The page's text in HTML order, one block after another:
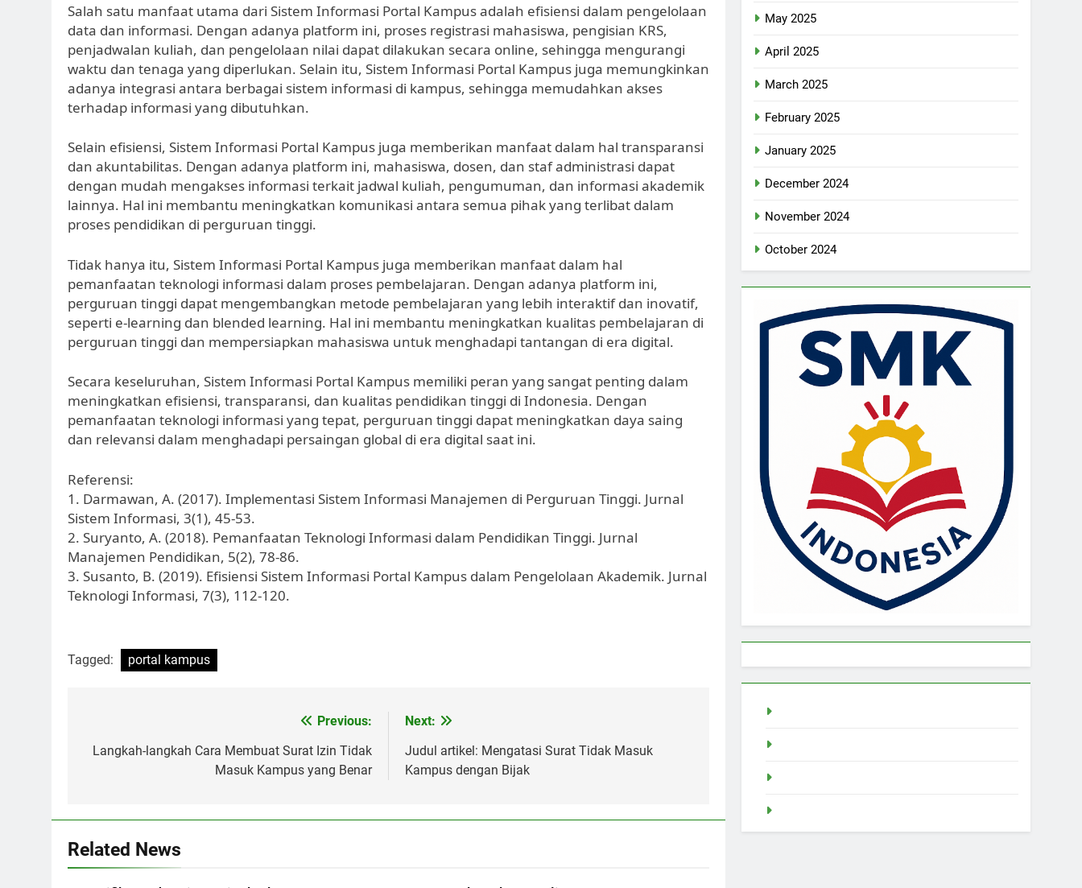
Salah satu manfaat utama dari Sistem Informasi Portal Kampus adalah efisiensi dalam pengelolaan
data dan informasi. Dengan adanya platform ini, proses registrasi mahasiswa, pengisian KRS,
penjadwalan kuliah, dan pengelolaan nilai dapat dilakukan secara online, sehingga mengurangi
waktu dan tenaga yang diperlukan. Selain itu, Sistem Informasi Portal Kampus juga memungkinkan
adanya integrasi antara berbagai sistem informasi di kampus, sehingga memudahkan akses
terhadap informasi yang dibutuhkan.
Selain efisiensi, Sistem Informasi Portal Kampus juga memberikan manfaat dalam hal transparansi
dan akuntabilitas. Dengan adanya platform ini, mahasiswa, dosen, dan staf administrasi dapat
dengan mudah mengakses informasi terkait jadwal kuliah, pengumuman, dan informasi akademik
lainnya. Hal ini membantu meningkatkan komunikasi antara semua pihak yang terlibat dalam
proses pendidikan di perguruan tinggi.
Tidak hanya itu, Sistem Informasi Portal Kampus juga memberikan manfaat dalam hal
pemanfaatan teknologi informasi dalam proses pembelajaran. Dengan adanya platform ini,
perguruan tinggi dapat mengembangkan metode pembelajaran yang lebih interaktif dan inovatif,
seperti e-learning dan blended learning. Hal ini membantu meningkatkan kualitas pembelajaran di
perguruan tinggi dan mempersiapkan mahasiswa untuk menghadapi tantangan di era digital.
Secara keseluruhan, Sistem Informasi Portal Kampus memiliki peran yang sangat penting dalam
meningkatkan efisiensi, transparansi, dan kualitas pendidikan tinggi di Indonesia. Dengan
pemanfaatan teknologi informasi yang tepat, perguruan tinggi dapat meningkatkan daya saing
dan relevansi dalam menghadapi persaingan global di era digital saat ini.
Referensi:
1. Darmawan, A. (2017). Implementasi Sistem Informasi Manajemen di Perguruan Tinggi. Jurnal
Sistem Informasi, 3(1), 45-53.
2. Suryanto, A. (2018). Pemanfaatan Teknologi Informasi dalam Pendidikan Tinggi. Jurnal
Manajemen Pendidikan, 5(2), 78-86.
3. Susanto, B. (2019). Efisiensi Sistem Informasi Portal Kampus dalam Pengelolaan Akademik. Jurnal
Teknologi Informasi, 7(3), 112-120.
Tagged: portal kampus
navigation
Previous:
Langkah-langkah Cara Membuat Surat Izin Tidak
Masuk Kampus yang Benar
Next:
Judul artikel: Mengatasi Surat Tidak Masuk
Kampus dengan Bijak
Related News
May 2025
April 2025
March 2025
February 2025
January 2025
December 2024
November 2024
October 2024